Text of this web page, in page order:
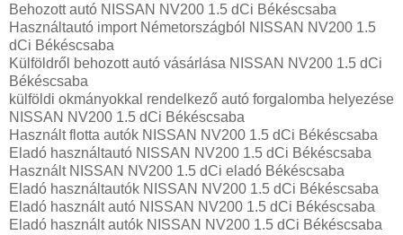
Behozott autó NISSAN NV200 1.5 dCi Békéscsaba
Használtautó import Németországból NISSAN NV200 1.5
dCi Békéscsaba
Külföldről behozott autó vásárlása NISSAN NV200 1.5 dCi
Békéscsaba
külföldi okmányokkal rendelkező autó forgalomba helyezése
NISSAN NV200 1.5 dCi Békéscsaba
Használt flotta autók NISSAN NV200 1.5 dCi Békéscsaba
Eladó használtautó NISSAN NV200 1.5 dCi Békéscsaba
Használt NISSAN NV200 1.5 dCi eladó Békéscsaba
Eladó használtautók NISSAN NV200 1.5 dCi Békéscsaba
Eladó használt autó NISSAN NV200 1.5 dCi Békéscsaba
Eladó használt autók NISSAN NV200 1.5 dCi Békéscsaba